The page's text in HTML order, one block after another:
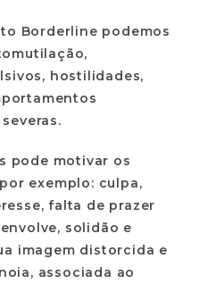
Borderline podemos
hostilidades,
pode motivar os
exemplo: culpa,
falta de prazer
solidão e
imagem distorcida e
associada ao